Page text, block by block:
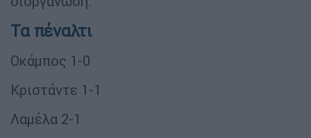
Τα πέναλτι
Οκάμπος 1-0
Κριστάντε 1-1
Λαμέλα 2-1